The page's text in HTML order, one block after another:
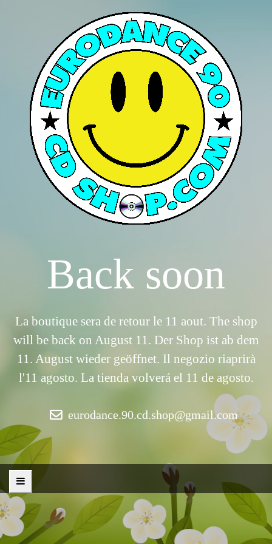
Back soon
La boutique sera de retour le 11 aout. The shop
will be back on August 11. Der Shop ist ab dem
11. August wieder geöffnet. Il negozio riaprirà
l'11 agosto. La tienda volverá el 11 de agosto.
eurodance.90.cd.shop@gmail.com